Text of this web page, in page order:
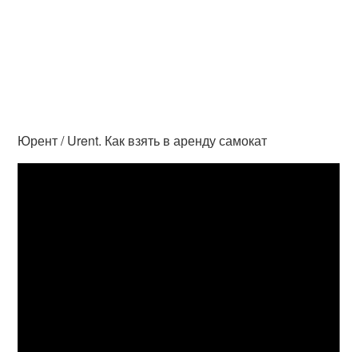
Юрент / Urent. Как взять в аренду самокат